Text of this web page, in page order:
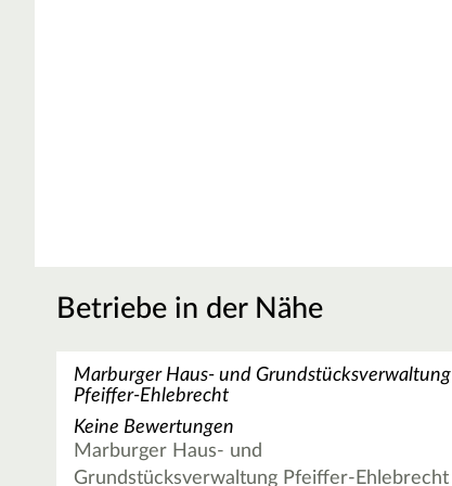
Betriebe in der Nähe
Marburger Haus- und Grundstücksverwaltung
Pfeiffer-Ehlebrecht
Keine Bewertungen
Marburger Haus- und
Grundstücksverwaltung Pfeiffer-Ehlebrecht